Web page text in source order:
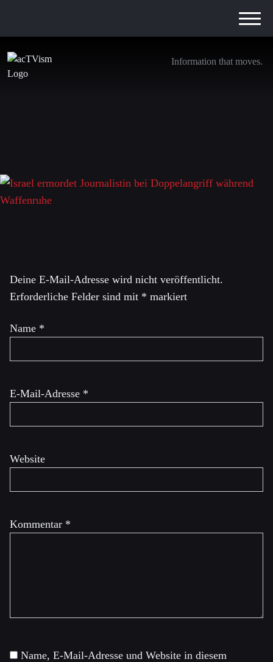
Information that moves.
Israel ermordet Journalistin bei Doppelangriff
Deine E-Mail-Adresse wird nicht veröffentlicht.
Erforderliche Felder sind mit * markiert
Kommentar *
Name *
E-Mail-Adresse *
Website
Name, E-Mail-Adresse und Website in diesem